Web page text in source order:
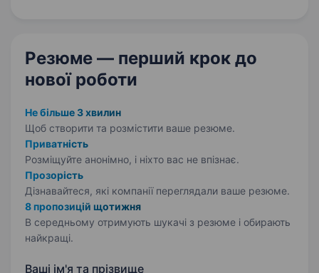
Резюме — перший крок до
нової роботи
Не більше 3 хвилин
Щоб створити та розмістити ваше резюме.
Приватність
Розміщуйте анонімно, і ніхто вас не впізнає.
Прозорість
Дізнавайтеся, які компанії переглядали ваше резюме.
8 пропозицій щотижня
В середньому отримують шукачі з резюме і обирають
найкращі.
Ваші ім'я та прізвище